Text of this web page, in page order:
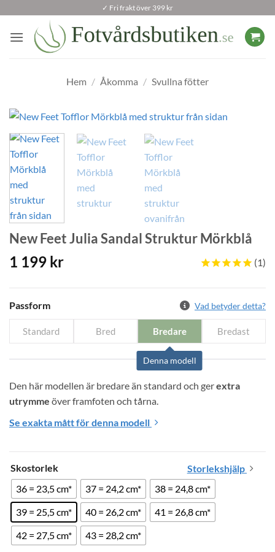
content
✓ Fri frakt över 399 kr
Hem / Åkomma / Svullna fötter
New Feet Julia Sandal Struktur Mörkblå
1
1 199 kr
Passform Vad betyder detta?
Standard Bred Bredare
Denna modell
Bredast
Den här modellen är bredare än standard och ger extra
utrymme över framfoten och tårna.
Se exakta mått för denna modell
Skostorlek
Storlekshjälp
36 = 23,5 cm*
37 = 24,2 cm*
38 = 24,8 cm*
39 = 25,5 cm*
40 = 26,2 cm*
41 = 26,8 cm*
42 = 27,5 cm*
43 = 28,2 cm*